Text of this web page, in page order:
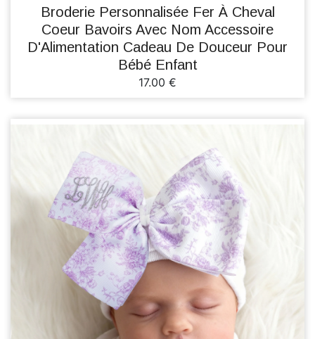
Broderie Personnalisée Fer À Cheval
Coeur Bavoirs Avec Nom Accessoire
D'Alimentation Cadeau De Douceur Pour
Bébé Enfant
17.00 €